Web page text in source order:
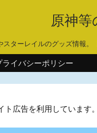
原神等
スターレイルのグッズ情報
ライバシーポリシー
広告を利用しています。